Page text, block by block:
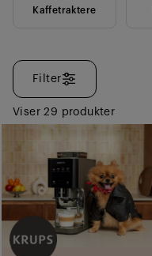
Kaffetraktere
Filter
Viser 29 produkter